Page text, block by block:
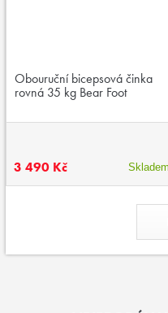
Obouruční bicepsová činka
rovná 35 kg Bear Foot
3 490 Kč Skladem